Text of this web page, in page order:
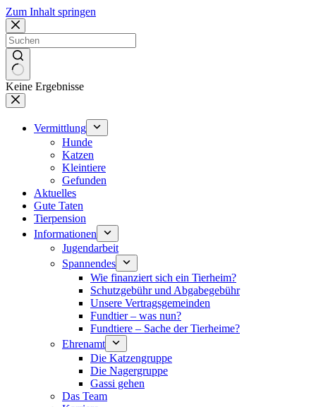
Zum Inhalt springen
Keine Ergebnisse
Vermittlung
Hunde
Katzen
Kleintiere
Gefunden
Aktuelles
Gute Taten
Tierpension
Informationen
Jugendarbeit
Spannendes
Wie finanziert sich ein Tierheim?
Schutzgebühr und Abgabegebühr
Unsere Vertragsgemeinden
Fundtier – was nun?
Fundtiere – Sache der Tierheime?
Ehrenamt
Die Katzengruppe
Die Nagergruppe
Gassi gehen
Das Team